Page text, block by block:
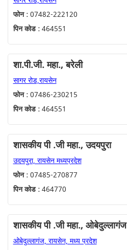
फोन :07482-222120
पिन कोड :464551
शा.पी.जी. महा., बरेली
सागर रोड,रायसेन
फोन :07486-230215
पिन कोड :464551
शासकीय पी .जी महा., उदयपुरा
उदयपुरा, रायसेन मध्यप्रदेश
फोन :07485-270877
पिन कोड :464770
शासकीय पी .जी महा., ओबेदुल्लागंज
ओबेदुल्लागंज, रायसेन, मध्य प्रदेश